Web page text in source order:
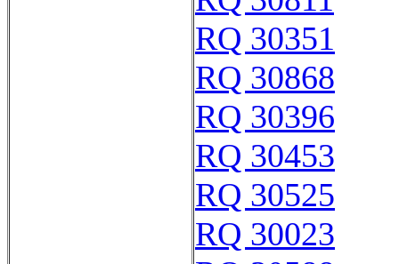
RQ 30351
RQ 30868
RQ 30396
RQ 30453
RQ 30525
RQ 30023